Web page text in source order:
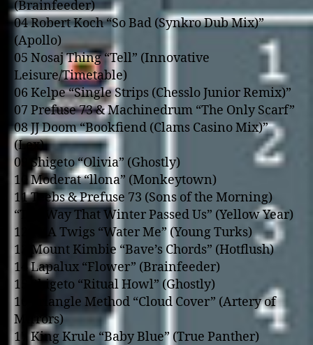
(Brainfeeder)
04 Robert Koch “So Bad (Synkro Dub Mix)”
(Apollo)
05 Nosaj Thing “Tell” (Innovative
Leisure/Timetable)
06 Kelpe “Single Strips (Chesslo Junior Remix)”
07 Prefuse 73 & Machinedrum “The Only Scarf”
08 JJ Doom “Bookfiend (Clams Casino Mix)”
(Lex)
09 Shigeto “Olivia” (Ghostly)
10 Moderat “llona” (Monkeytown)
11 Teebs & Prefuse 73 (Sons of the Morning)
“The Way That Winter Passed Us” (Yellow Year)
12 FKA Twigs “Water Me” (Young Turks)
13 Mount Kimbie “Bave’s Chords” (Hotflush)
14 Lapalux “Flower” (Brainfeeder)
15 Shigeto “Ritual Howl” (Ghostly)
16 Triangle Method “Cloud Cover” (Artery of
Mirrors)
17 King Krule “Baby Blue” (True Panther)